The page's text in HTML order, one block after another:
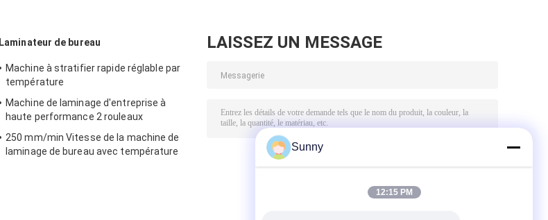
Laminateur de bureau
Machine à stratifier rapide réglable par
température
Machine de laminage d'entreprise à
haute performance 2 rouleaux
250 mm/min Vitesse de la machine de
laminage de bureau avec température
LAISSEZ UN MESSAGE
Sunny
12:15 PM